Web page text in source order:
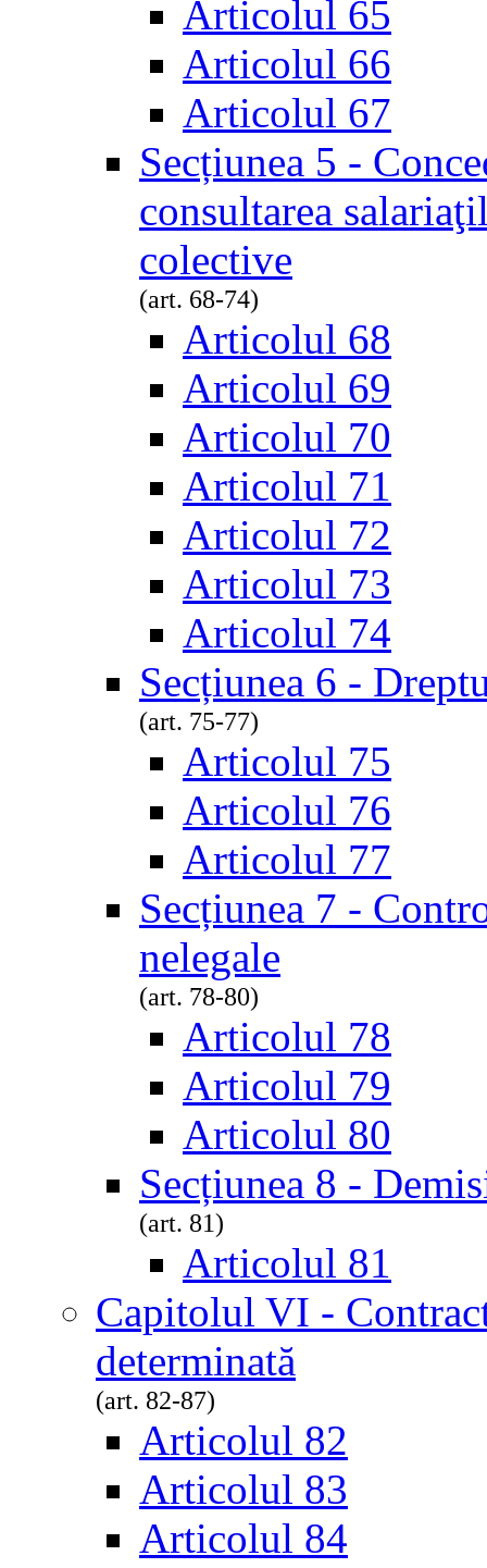
Articolul 65
Articolul 66
Articolul 67
Secțiunea 5 -
consultarea
colective
(art. 68-74)
Articolul 68
Articolul 69
Articolul 70
Articolul 71
Articolul 72
Articolul 73
Articolul 74
Secțiunea 6 -
(art. 75-77)
Articolul 75
Articolul 76
Articolul 77
Secțiunea 7 -
nelegale
(art. 78-80)
Articolul 78
Articolul 79
Articolul 80
Secțiunea 8 -
(art. 81)
Articolul 81
Capitolul VI -
determinată
(art. 82-87)
Articolul 82
Articolul 83
Articolul 84